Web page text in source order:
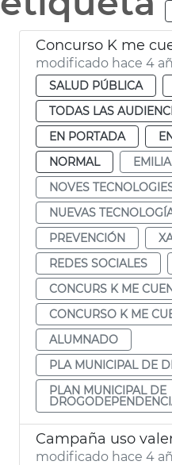
Concurso K me
modificado hace 4
SALUD PÚBLICA
TODAS LAS
EN PORTADA
NORMAL
NOVES
NUEVAS
PREVENCIÓN
REDES SOCIALES
CONCURS K ME
CONCURSO K ME
ALUMNADO
PLA MUNICIPAL DE
PLAN MUNICIPAL DE
modificado hace 4